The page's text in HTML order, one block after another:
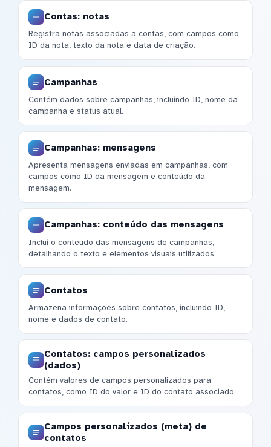
Contas: notas
Registra notas associadas a contas, com campos como
ID da nota, texto da nota e data de criação.
Campanhas
Contém dados sobre campanhas, incluindo ID, nome da
campanha e status atual.
Campanhas: mensagens
Apresenta mensagens enviadas em campanhas, com
campos como ID da mensagem e conteúdo da
mensagem.
Campanhas: conteúdo das mensagens
Inclui o conteúdo das mensagens de campanhas,
detalhando o texto e elementos visuais utilizados.
Contatos
Armazena informações sobre contatos, incluindo ID,
nome e dados de contato.
Contatos: campos personalizados
(dados)
Contém valores de campos personalizados para
contatos, como ID do valor e ID do contato associado.
Campos personalizados (meta) de
contatos